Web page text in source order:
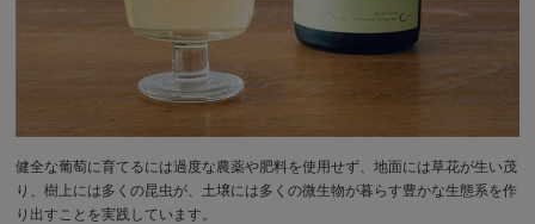
健全な葡萄に育てるには過度な農薬や肥料を使用せず、地面には草花が生い茂
り、樹上には多くの昆虫が、土壌には多くの微生物が暮らす豊かな生態系を作
り出すことを実践しています。